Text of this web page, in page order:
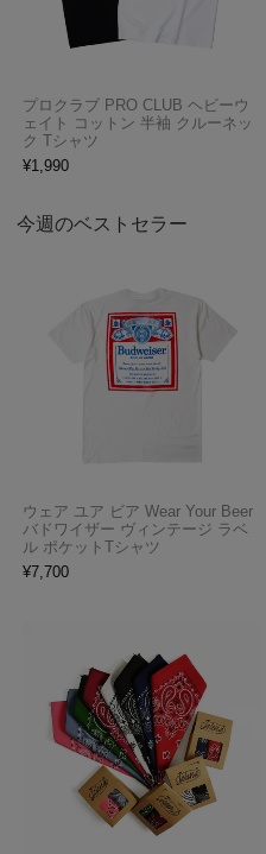
プロクラブ PRO CLUB ヘビーウ
ェイト コットン 半袖 クルーネッ
ク Tシャツ
¥1,990
今週のベストセラー
ウェア ユア ビア Wear Your Beer
バドワイザー ヴィンテージ ラベ
ル ポケットTシャツ
¥7,700